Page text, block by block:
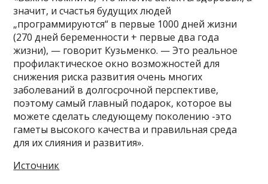
значит, и счастья будущих людей
„программируются“ в первые 1000 дней жизни
(270 дней беременности + первые два года
жизни), — говорит Кузьменко. — Это реальное
профилактическое окно возможностей для
снижения риска развития очень многих
заболеваний в долгосрочной перспективе,
поэтому самый главный подарок, которое вы
можете сделать следующему поколению -это
гаметы высокого качества и правильная среда
для их слияния и развития».
Источник